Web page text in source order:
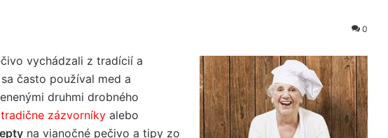
0
vychádzali z tradícií a
často používal med a
druhmi drobného
tradične zázvorníky alebo
na vianočné pečivo a tipy zo